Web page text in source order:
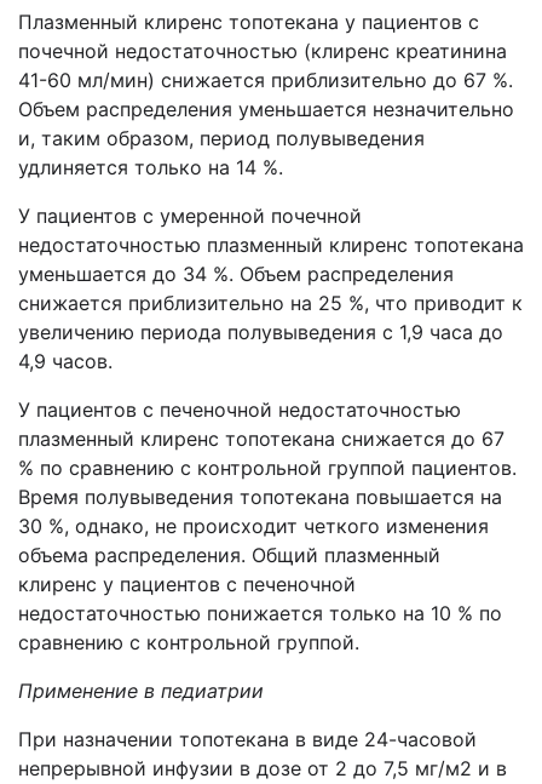
Плазменный клиренс топотекана у пациентов с
почечной недостаточностью (клиренс креатинина
41-60 мл/мин) снижается приблизительно до 67 %.
Объем распределения уменьшается незначительно
и, таким образом, период полувыведения
удлиняется только на 14 %.
У пациентов с умеренной почечной
недостаточностью плазменный клиренс топотекана
уменьшается до 34 %. Объем распределения
снижается приблизительно на 25 %, что приводит к
увеличению периода полувыведения с 1,9 часа до
4,9 часов.
У пациентов с печеночной недостаточностью
плазменный клиренс топотекана снижается до 67
% по сравнению с контрольной группой пациентов.
Время полувыведения топотекана повышается на
30 %, однако, не происходит четкого изменения
объема распределения. Общий плазменный
клиренс у пациентов с печеночной
недостаточностью понижается только на 10 % по
сравнению с контрольной группой.
Применение в педиатрии
При назначении топотекана в виде 24-часовой
непрерывной инфузии в дозе от 2 до 7,5 мг/м2 и в